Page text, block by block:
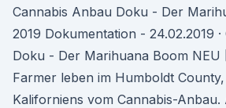
Cannabis Anbau Doku - Der
2019 Dokumentation - 24.02.2019
Doku - Der Marihuana Boom NEU
Farmer leben im Humboldt
Kaliforniens vom Cannabis-